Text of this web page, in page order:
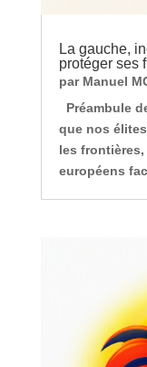
La gauche,
protéger ses
par Manuel
Préambule
que nos
les
européens